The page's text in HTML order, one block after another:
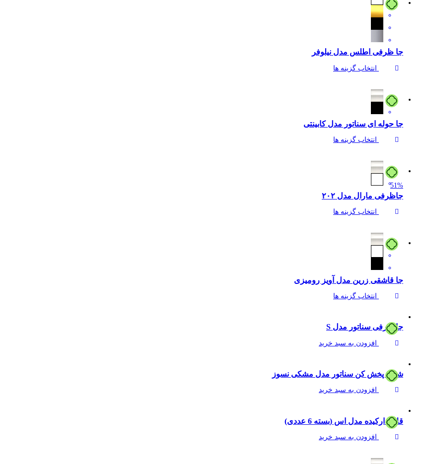
جا ظرفی اطلس مدل نیلوفر
انتخاب گزینه ها
جا حوله ای سناتور مدل کابینتی
انتخاب گزینه ها
51%
جاظرفی مارال مدل ۲۰۲
انتخاب گزینه ها
جا قاشقی زرین مدل آویز رومیزی
انتخاب گزینه ها
جا ظرفی سناتور مدل S
افزودن به سبد خرید
شعله پخش کن سناتور مدل مشکی نسوز
افزودن به سبد خرید
قلاب ارکیده مدل اس (بسته 6 عددی)
افزودن به سبد خرید